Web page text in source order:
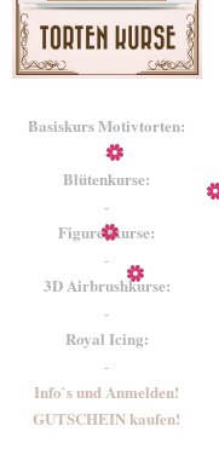
Basiskurs Motivtorten:
-
Blütenkurse:
-
Figurenkurse:
-
3D Airbrushkurse:
-
Royal Icing:
-
Info`s und Anmelden!
GUTSCHEIN kaufen!